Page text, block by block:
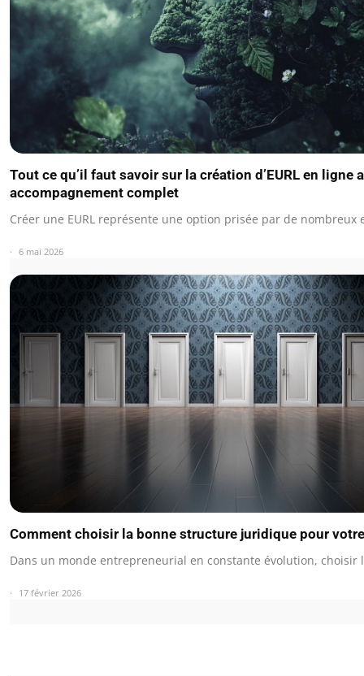
Tout ce qu’il faut savoir sur la création d’EURL en ligne
accompagnement complet
Créer une EURL représente une option prisée par de
6 mai 2026
Comment choisir la bonne structure juridique pour
Dans un monde entrepreneurial en constante évolution, choisir
17 février 2026